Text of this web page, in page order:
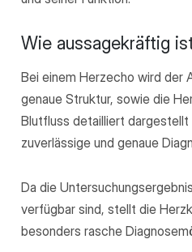
Wie aussagekräftig
Bei einem Herzecho wird der
genaue Struktur, sowie die
Blutfluss detailliert
zuverlässige und genaue
Da die
verfügbar sind, stellt die
besonders rasche